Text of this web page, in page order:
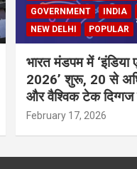
GOVERNMENT
INDIA
NEW DELHI
POPULAR
भारत मंडपम में
2026’ शुरू, 20 से
और वैश्विक टेक दिग्गज
February 17, 2026